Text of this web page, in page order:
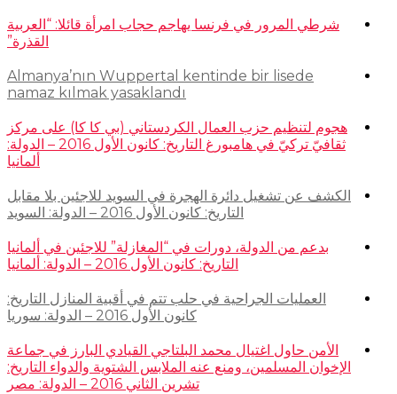
شرطي المرور في فرنسا يهاجم حجاب امرأة قائلا: “العربية
القذرة”
Almanya’nın Wuppertal kentinde bir lisede
namaz kılmak yasaklandı
هجوم لتنظيم حزب العمال الكردستاني (بي كا كا) على مركز
ثقافيّ تركيّ في هامبورغ التاريخ: كانون الأول 2016 – الدولة:
ألمانيا
الكشف عن تشغيل دائرة الهجرة في السويد للاجئين بلا مقابل
التاريخ: كانون الأول 2016 – الدولة: السويد
بدعم من الدولة، دورات في “المغازلة” للاجئين في ألمانيا
التاريخ: كانون الأول 2016 – الدولة: ألمانيا
العمليات الجراحية في حلب تتم في أقبية المنازل التاريخ:
كانون الأول 2016 – الدولة: سوريا
الأمن حاول اغتيال محمد البلتاجي القيادي البارز في جماعة
الإخوان المسلمين، ومنع عنه الملابس الشتوية والدواء التاريخ:
تشرين الثاني 2016 – الدولة: مصر